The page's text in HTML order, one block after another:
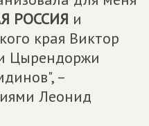
РОССИЯ и
края Виктор
Цырендоржи
–
Леонид